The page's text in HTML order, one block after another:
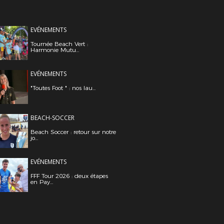
EVÉNEMENTS
Tournée Beach Vert :
Harmonie Mutu...
EVÉNEMENTS
"Toutes Foot " : nos lau...
BEACH-SOCCER
Beach Soccer : retour sur notre
jo...
EVÉNEMENTS
FFF Tour 2026 : deux étapes
en Pay...